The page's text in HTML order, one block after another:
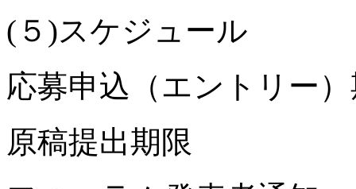
(５)スケジュール
応募申込（エントリー
原稿提出期限